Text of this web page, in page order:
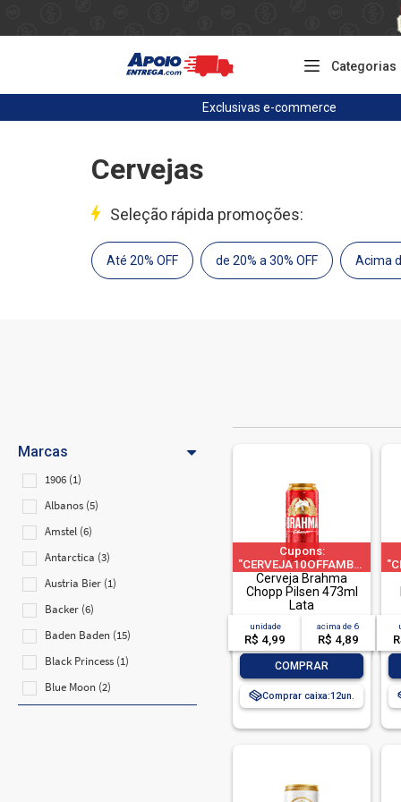
Categorias
Exclusivas e-commerce
Cervejas
Seleção rápida promoções:
Até 20% OFF de 20% a 30% OFF Acima
Marcas
1906 (1)
Albanos (5)
Amstel (6)
Antarctica (3)
Austria Bier (1)
Backer (6)
Baden Baden (15)
Black Princess (1)
Blue Moon (2)
Cupons:
a 1 pedido por CPF
Cerveja Brahma
Chopp Pilsen 473ml
Lata
unidade
R$ 4,99
acima de 6
R$ 4,89
COMPRAR
Comprar caixa:12